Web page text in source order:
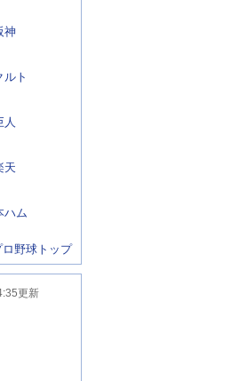
神
ルト
人
天
ハム
ロ野球トップ
更新